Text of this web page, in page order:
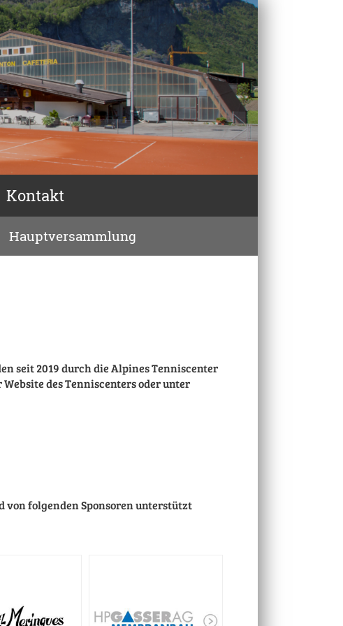
Kontakt
Hauptversammlung
seit 2019 durch die Alpines Tenniscenter
des Tenniscenters oder unter
von folgenden Sponsoren unterstützt